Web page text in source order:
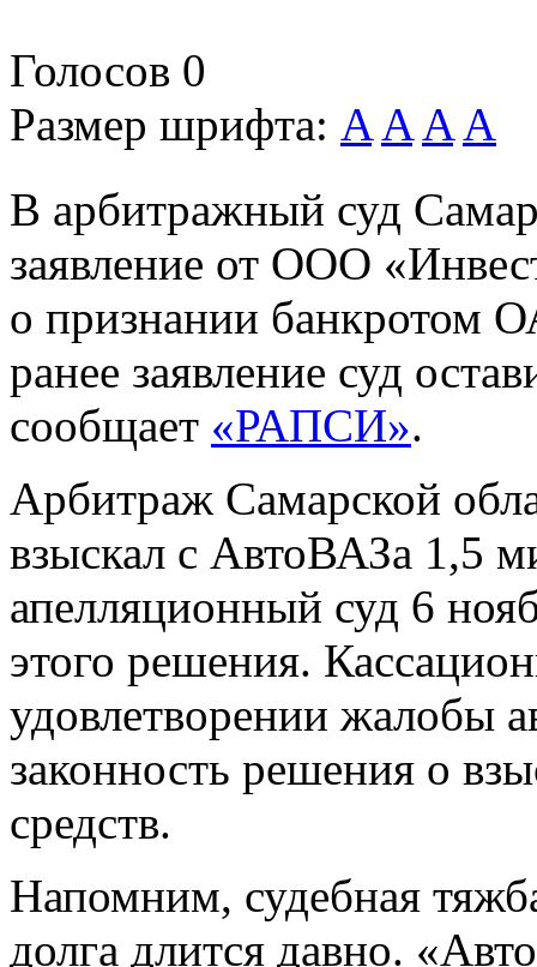
Голосов 0
Размер шрифта: A A A A
В арбитражный суд
заявление от ООО
о признании банкротом
ранее заявление суд
сообщает «РАПСИ».
Арбитраж Самарской
взыскал с АвтоВАЗа 1,5
апелляционный суд 6
этого решения.
удовлетворении жалобы
законность решения о
средств.
Напомним, судебная
долга длится давно.